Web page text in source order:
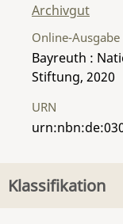
Archivgut
Online-Ausgabe
Bayreuth :
Stiftung, 2020
URN
Klassifikation